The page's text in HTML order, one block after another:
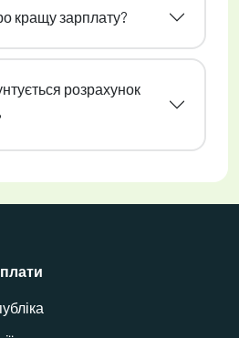
кращу зарплату?
розрахунок